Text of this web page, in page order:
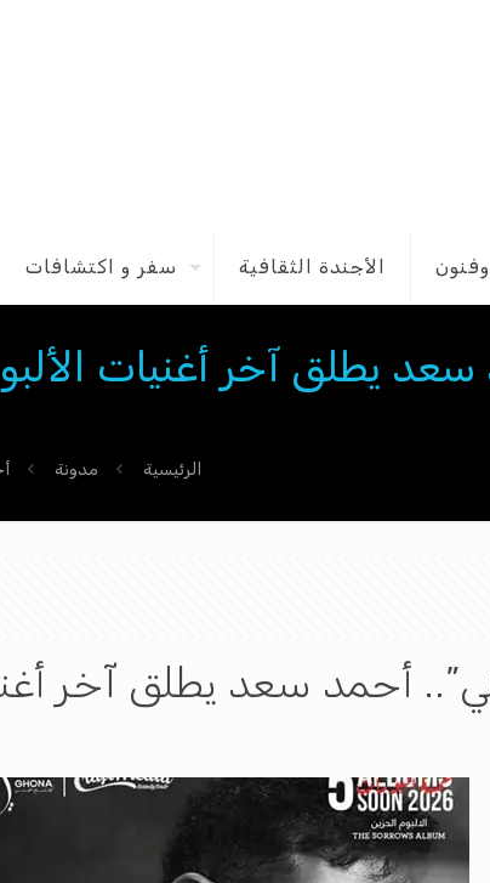
الأجندة الثقافية سفر و اكتشافات
يطلق آخر أغنيات
الرئيسية مدونة
أحمد سعد يطلق آخر